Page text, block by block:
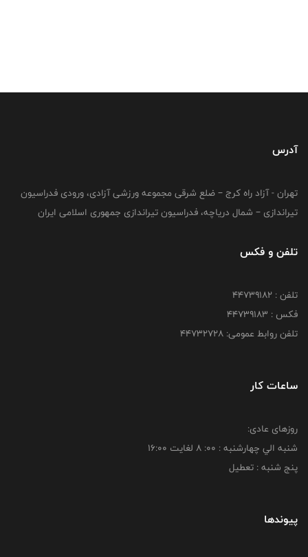
آدرس
تهران - آزاد راه کرج – ضلع شرقی مجموعه ورزشی آزادی، ورودی فدراسیون
تیراندازی – شمال دریاچه، فدراسیون تیراندازی جمهوری اسلامی ایران
تلفن و فکس
تلفن : ۴۴۷۳۹۱۸۲
فکس : ۴۴۷۳۹۱۸3
تلفن روابط عمومی: ۴۴۷۳۲۷۲۸
ساعات کار
روزهای عادی:
شنبه الي چهارشنبه : 00: 8 لغايت 16:00
پنج شنبه : تعطیل
پیوندها